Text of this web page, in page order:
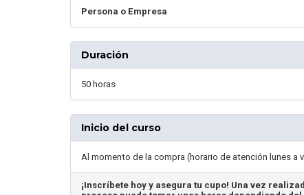
Persona o Empresa
Duración
50 horas
Inicio del curso
Al momento de la compra (horario de atención lunes a
¡Inscríbete hoy y asegura tu cupo! Una vez